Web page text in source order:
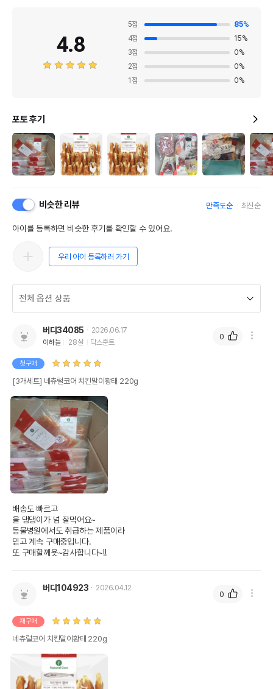
4.8
5점 85%
4점 15%
3점 0%
2점 0%
1 점 0%
포토 후기
비슷한 리뷰 만족도순 최신순
아이를 등록하면 비슷한 후기를 확인할 수 있어요.
우리 아이 등록하러 가기
버디34085
2026.06.17
이하늘
28살 닥스훈트
첫구매
[3개세트] 네츄럴코어 치킨말이황태 220g
배송도 빠르고
울 댕댕이가 넘 잘먹어요~
동물병원에서도 취급하는 제품이라
믿고 계속 구매중입니다.
또 구매할께욧~감사합니다~!!
0
버디104923 2026.04.12
재구매
네츄럴코어 치킨말이황태 220g
0